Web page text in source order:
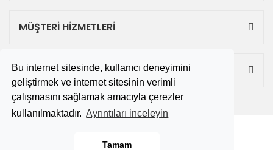
Bu internet sitesinde, kullanıcı deneyimini
geliştirmek ve internet sitesinin verimli
çalışmasını sağlamak amacıyla çerezler
kullanılmaktadır. Ayrıntıları inceleyin
Tamam
MÜŞTERİ HİZMETLERİ
ALIŞVERİŞ